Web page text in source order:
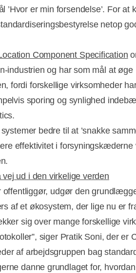
er min forsendelse’. For at
netop
Component Specification
industrien og har som mål at øge
fordi forskellige virksomheder
sporing og synlighed
bedre til at ’snakke
effektivitet i forsyningskæderne
vej ud i den virkelige verden
offentliggør, udgør den
af et økosystem, der lige nu er
sig over mange forskellige
siger Pratik Soni, der er
af arbejdsgruppen bag
danne grundlaget for,